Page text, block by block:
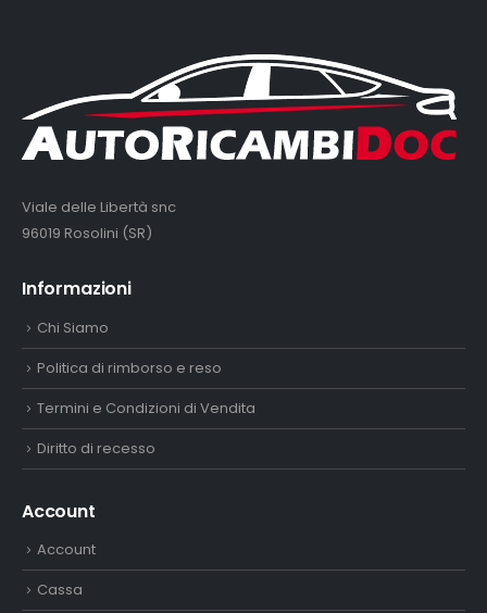
Viale delle Libertà snc
96019 Rosolini (SR)
Informazioni
Chi Siamo
Politica di rimborso e reso
Termini e Condizioni di Vendita
Diritto di recesso
Account
Account
Cassa